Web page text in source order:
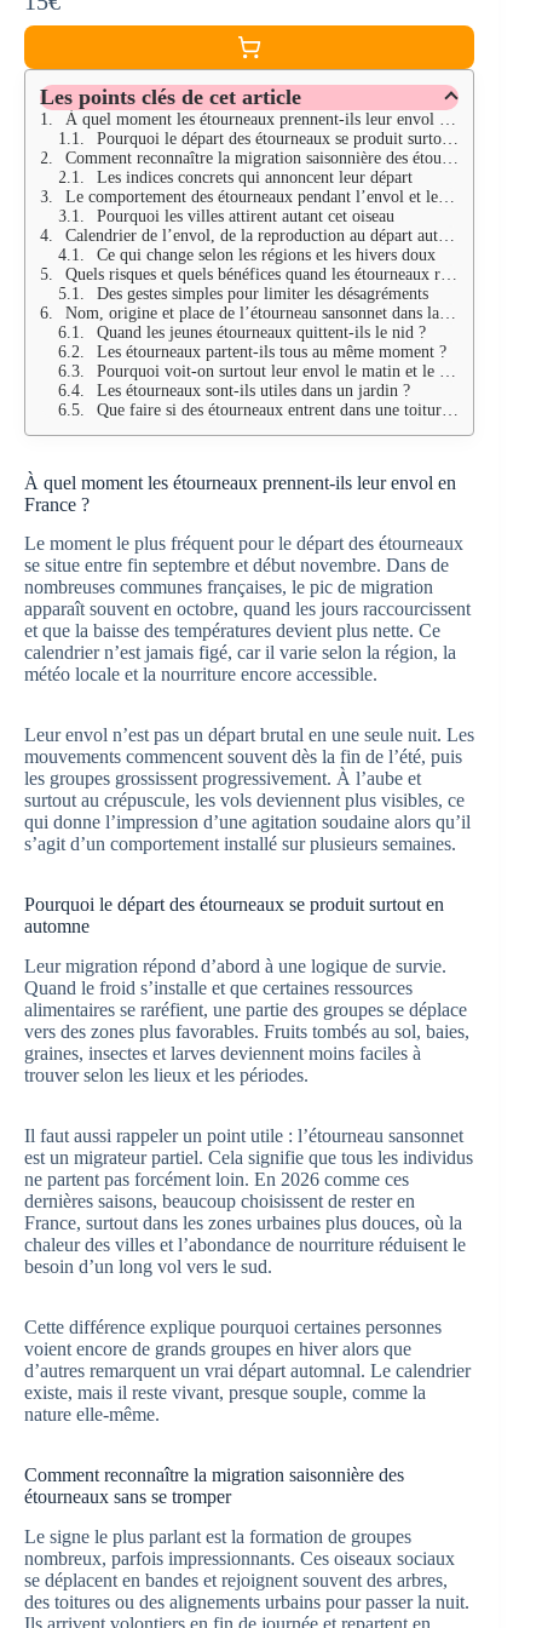
Les points clés de cet article
À quel moment les étourneaux prennent-ils leur envol en France ?
Pourquoi le départ des étourneaux se produit surtout en automne
Comment reconnaître la migration saisonnière des étourneaux sans se tromper
Les indices concrets qui annoncent leur départ
Le comportement des étourneaux pendant l’envol et les regroupements
Pourquoi les villes attirent autant cet oiseau
Calendrier de l’envol, de la reproduction au départ automnal
Ce qui change selon les régions et les hivers doux
Quels risques et quels bénéfices quand les étourneaux restent près des habitations ?
Des gestes simples pour limiter les désagréments
Nom, origine et place de l’étourneau sansonnet dans la nature
Quand les jeunes étourneaux quittent-ils le nid ?
Les étourneaux partent-ils tous au même moment ?
Pourquoi voit-on surtout leur envol le matin et le soir ?
Les étourneaux sont-ils utiles dans un jardin ?
Que faire si des étourneaux entrent dans une toiture ou un bâtiment ?
À quel moment les étourneaux prennent-ils leur envol en
France ?
Le moment le plus fréquent pour le départ des étourneaux
se situe entre fin septembre et début novembre. Dans de
nombreuses communes françaises, le pic de migration
apparaît souvent en octobre, quand les jours raccourcissent
et que la baisse des températures devient plus nette. Ce
calendrier n’est jamais figé, car il varie selon la région, la
météo locale et la nourriture encore accessible.
Leur envol n’est pas un départ brutal en une seule nuit. Les
mouvements commencent souvent dès la fin de l’été, puis
les groupes grossissent progressivement. À l’aube et
surtout au crépuscule, les vols deviennent plus visibles, ce
qui donne l’impression d’une agitation soudaine alors qu’il
s’agit d’un comportement installé sur plusieurs semaines.
Pourquoi le départ des étourneaux se produit surtout en
automne
Leur migration répond d’abord à une logique de survie.
Quand le froid s’installe et que certaines ressources
alimentaires se raréfient, une partie des groupes se déplace
vers des zones plus favorables. Fruits tombés au sol, baies,
graines, insectes et larves deviennent moins faciles à
trouver selon les lieux et les périodes.
Il faut aussi rappeler un point utile : l’étourneau sansonnet
est un migrateur partiel. Cela signifie que tous les individus
ne partent pas forcément loin. En 2026 comme ces
dernières saisons, beaucoup choisissent de rester en
France, surtout dans les zones urbaines plus douces, où la
chaleur des villes et l’abondance de nourriture réduisent le
besoin d’un long vol vers le sud.
Cette différence explique pourquoi certaines personnes
voient encore de grands groupes en hiver alors que
d’autres remarquent un vrai départ automnal. Le calendrier
existe, mais il reste vivant, presque souple, comme la
nature elle-même.
Comment reconnaître la migration saisonnière des
étourneaux sans se tromper
Le signe le plus parlant est la formation de groupes
nombreux, parfois impressionnants. Ces oiseaux sociaux
se déplacent en bandes et rejoignent souvent des arbres,
des toitures ou des alignements urbains pour passer la nuit.
Ils arrivent volontiers en fin de journée et repartent en